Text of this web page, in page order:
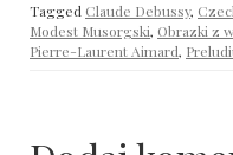
Tagged Claude Debussy,
Modest Musorgski, Obrazki z
Pierre-Laurent Aimard,